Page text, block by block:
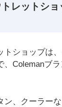
レットシ
トショップは
、Colemanブ
ン、クーラー